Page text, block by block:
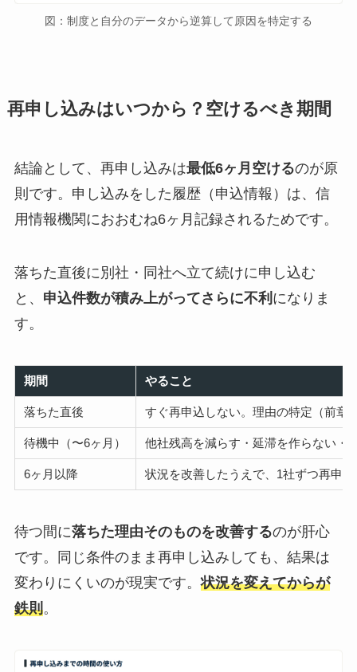
図：制度と自分のデータから逆算して原因を特定する
再申し込みはいつから？空けるべき期間
結論として、再申し込みは最低6ヶ月空けるのが原
則です。申し込みをした履歴（申込情報）は、信
用情報機関におおむね6ヶ月記録されるためです。
落ちた直後に別社・同社へ立て続けに申し込む
と、 申込件数が積み上がってさらに不利 になりま
す。
期間 やること
落ちた直後 すぐ再申込しない。理由の特定（前章
待機中（〜6ヶ月） 他社残高を減らす・延滞を作らない・
6ヶ月以降 状況を改善したうえで、1社ずつ再申込
待つ間に落ちた理由そのものを改善するのが肝心
です。同じ条件のまま再申し込みしても、結果は
変わりにくいのが現実です。状況を変えてからが
鉄則。